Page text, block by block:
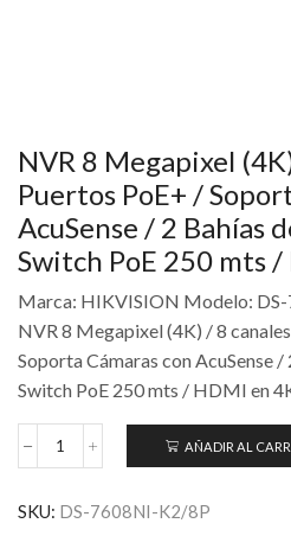
NVR 8 Megapixel
Puertos PoE+ /
AcuSense / 2 Bahías
Switch PoE 250 mts
Marca: HIKVISION Modelo:
NVR 8 Megapixel (4K) / 8
Soporta Cámaras con AcuSense
Switch PoE 250 mts / HDMI en
AÑADIR AL
SKU: DS-7608NI-K2/8P